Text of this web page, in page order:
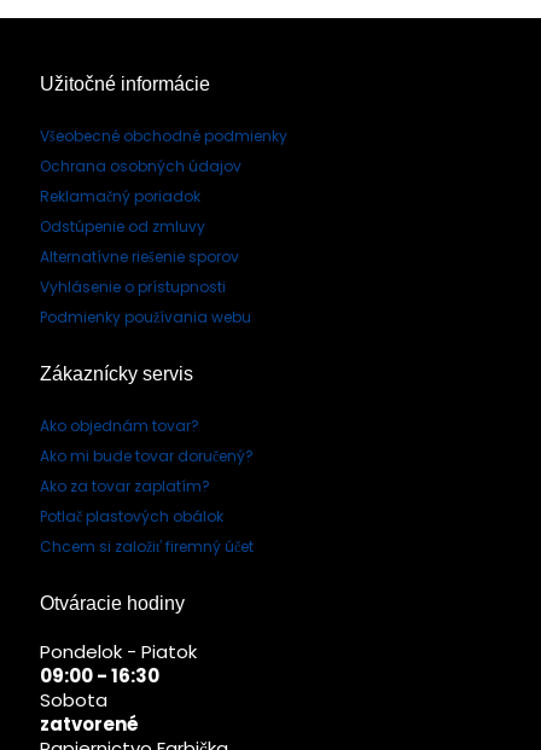
Užitočné informácie
Všeobecné obchodné podmienky
Ochrana osobných údajov
Reklamačný poriadok
Odstúpenie od zmluvy
Alternatívne riešenie sporov
Vyhlásenie o prístupnosti
Podmienky používania webu
Zákaznícky servis
Ako objednám tovar?
Ako mi bude tovar doručený?
Ako za tovar zaplatím?
Potlač plastových obálok
Chcem si založiť firemný účet
Otváracie hodiny
Pondelok - Piatok
09:00 - 16:30
Sobota
zatvorené